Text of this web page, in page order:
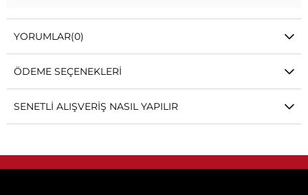
YORUMLAR(0)
ÖDEME SEÇENEKLERI
SENETLI ALIŞVERIŞ NASIL YAPILIR